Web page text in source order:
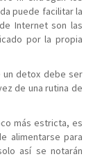
puede facilitar la
Internet son las
por la propia
un detox debe ser
de una rutina de
más estricta, es
alimentarse para
así se notarán